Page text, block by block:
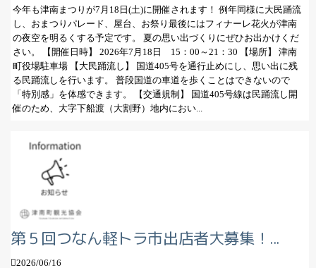
今年も津南まつりが7月18日(土)に開催されます！ 例年同様に大民踊流
し、おまつりパレード、屋台、お祭り最後にはフィナーレ花火が津南
の夜空を明るくする予定です。 夏の思い出づくりにぜひお出かけくだ
さい。 【開催日時】 2026年7月18日 15：00～21：30 【場所】 津南
町役場駐車場 【大民踊流し】 国道405号を通行止めにし、思い出に残
る民踊流しを行います。 普段国道の車道を歩くことはできないので
「特別感」を体感できます。 【交通規制】 国道405号線は民踊流し開
催のため、大字下船渡（大割野）地内におい...
第５回つなん軽トラ市出店者大募集！...
2026/06/16